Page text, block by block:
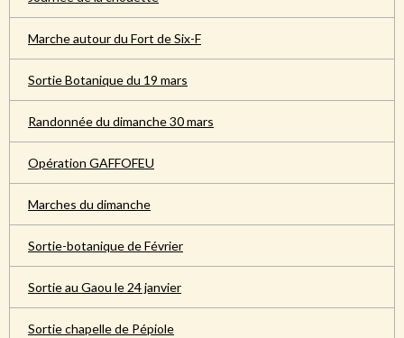
Marche autour du Fort de Six-F
Sortie Botanique du 19 mars
Randonnée du dimanche 30 mars
Opération GAFFOFEU
Marches du dimanche
Sortie-botanique de Février
Sortie au Gaou le 24 janvier
Sortie chapelle de Pépiole